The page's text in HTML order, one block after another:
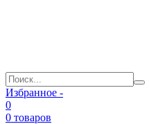
Избранное -
0
0 товаров